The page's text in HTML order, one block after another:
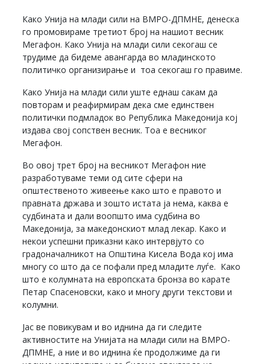
Како Унија на млади сили на ВМРО-ДПМНЕ, денеска
го промовираме третиот број на нашиот весник
Мегафон. Како Унија на млади сили секогаш се
трудиме да бидеме авангарда во младинското
политичко организирање и тоа секогаш го правиме.
Како Унија на млади сили уште еднаш сакам да
повторам и реафирмирам дека сме единствен
политички подмладок во Република Македонија кој
издава свој сопствен весник. Тоа е весниког
Мегафон.
Во овој трет број на весникот Мегафон ние
разработуваме теми од сите сфери на
општественото живеење како што е правото и
правната држава и зошто истата ја нема, каква е
судбината и дали воопшто има судбина во
Македонија, за македонскиот млад лекар. Како и
некои успешни приказни како интервјуто со
градоначалникот на Општина Кисела Вода кој има
многу со што да се пофали пред младите луѓе. Како
што е колумната на европската бронза во карате
Петар Спасеновски, како и многу други текстови и
колумни.
Јас ве повикувам и во иднина да ги следите
активностите на Унијата на млади сили на ВМРО-
ДПМНЕ, а ние и во иднина ќе продолжиме да ги